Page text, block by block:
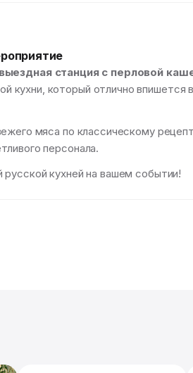
выездная станция с перловой
который отлично впишется
мяса по классическому
персонала.
русской кухней на вашем событии!